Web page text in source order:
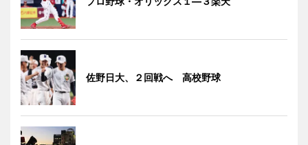
佐野日大、２回戦へ 高校野球